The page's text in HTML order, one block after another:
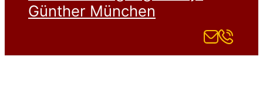
Günther München